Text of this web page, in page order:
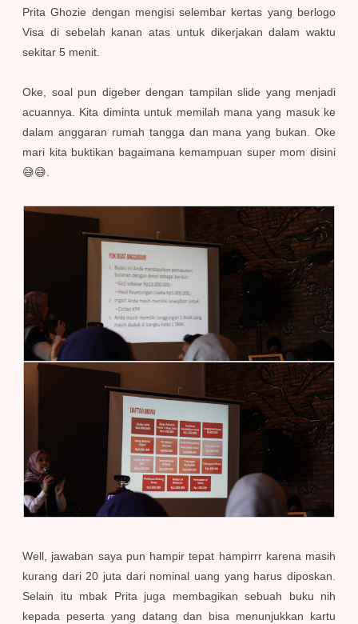
Prita Ghozie dengan mengisi selembar kertas yang berlogo
Visa di sebelah kanan atas untuk dikerjakan dalam waktu
sekitar 5 menit.
Oke, soal pun digeber dengan tampilan slide yang menjadi
acuannya. Kita diminta untuk memilah mana yang masuk ke
dalam anggaran rumah tangga dan mana yang bukan. Oke
mari kita buktikan bagaimana kemampuan super mom disini
😅😅.
Well, jawaban saya pun hampir tepat hampirrr karena masih
kurang dari 20 juta dari nominal uang yang harus diposkan.
Selain itu mbak Prita juga membagikan sebuah buku nih
kepada peserta yang datang dan bisa menunjukkan kartu